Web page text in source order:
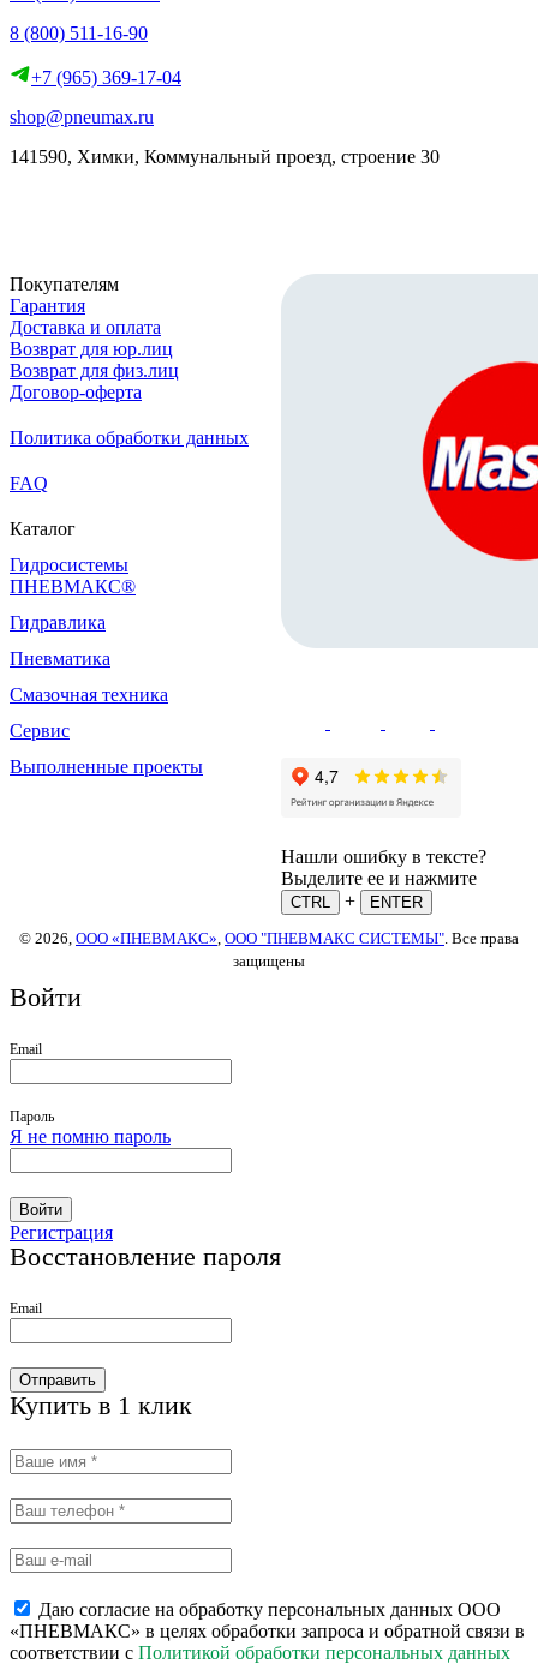
8 (800) 511-16-90
+7 (965) 369-17-04
shop@pneumax.ru
141590, Химки, Коммунальный проезд, строение 30
Покупателям
Гарантия
Доставка и оплата
Возврат для юр.лиц
Возврат для физ.лиц
Договор-оферта
Политика обработки данных
FAQ
Каталог
Гидросистемы
ПНЕВМАКС®
Гидравлика
Пневматика
Смазочная техника
Сервис
Выполненные проекты
Нашли ошибку в тексте?
Выделите ее и нажмите
CTRL +
ENTER
© 2026, ООО «ПНЕВМАКС», ООО "ПНЕВМАКС СИСТЕМЫ". Все права
защищены
Войти
Email
Пароль
Я не помню пароль
Войти
Регистрация
Восстановление пароля
Email
Отправить
Купить в 1 клик
Даю согласие на обработку персональных данных ООО
«ПНЕВМАКС» в целях обработки запроса и обратной связи в
соответствии с Политикой обработки персональных данных